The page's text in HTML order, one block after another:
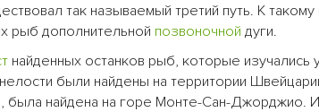
так называемый третий путь. К
рыб дополнительной позвоночной дуги.
найденных останков рыб, которые
были найдены на территории
была найдена на горе Монте-Сан-Джорджио.